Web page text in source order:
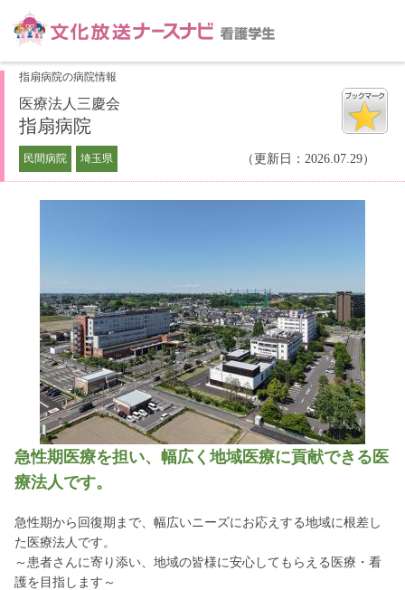
指扇病院の病院情報
医療法人三慶会
指扇病院
民間病院 埼玉県 （更新日：2026.07.29）
急性期医療を担い、幅広く地域医療に貢献できる医
療法人です。
急性期から回復期まで、幅広いニーズにお応えする地域に根差し
た医療法人です。
～患者さんに寄り添い、地域の皆様に安心してもらえる医療・看
護を目指します～